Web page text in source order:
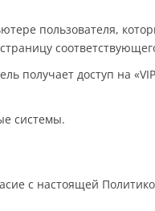
пользователя,
получает доступ на
системы.
с настоящей